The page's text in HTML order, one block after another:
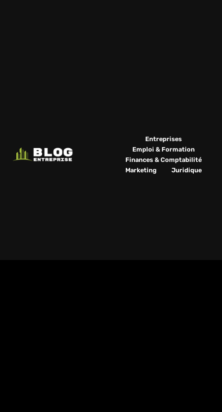
Entreprises
Emploi & Formation
Finances & Comptabilité
Marketing
Juridique